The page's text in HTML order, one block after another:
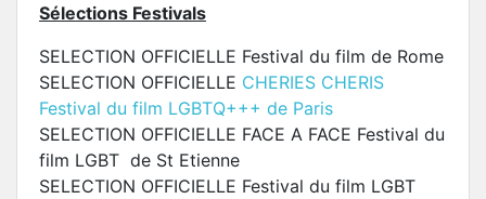
Sélections Festivals
SELECTION OFFICIELLE Festival du film de Rome
SELECTION OFFICIELLE CHERIES CHERIS
Festival du film LGBTQ+++ de Paris
SELECTION OFFICIELLE FACE A FACE Festival du
film LGBT de St Etienne
SELECTION OFFICIELLE Festival du film LGBT